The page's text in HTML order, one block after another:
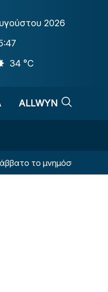
2026
34 °C
ALLWYN
το μνημόσυνο στη Νέα